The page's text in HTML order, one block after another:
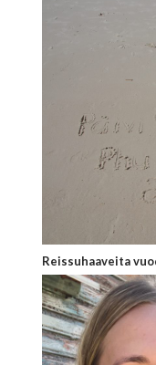
Reissuhaaveita